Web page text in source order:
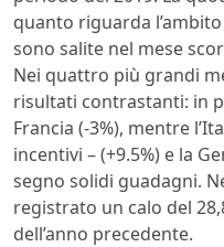
quanto riguarda
sono salite nel mese
Nei quattro più grandi
risultati contrastanti: in
Francia (-3%), mentre
incentivi – (+9.5%) e la
segno solidi guadagni.
registrato un calo del
dell’anno precedente.